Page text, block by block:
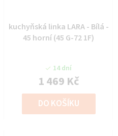
kuchyňská linka LARA - Bílá -
45 horní (45 G-72 1F)
14 dní
1 469 Kč
DO KOŠÍKU